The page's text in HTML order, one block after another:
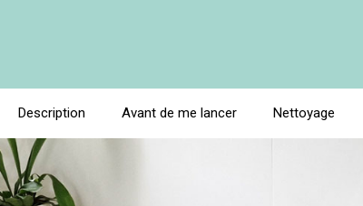
Description Avant de me lancer Nettoyage